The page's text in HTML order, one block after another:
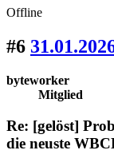
Offline
#6
byteworker
Mitglied
Re: [gelöst]
die neuste